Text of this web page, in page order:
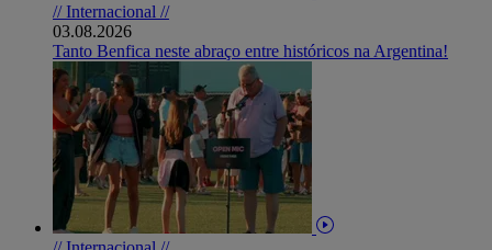
// Internacional //
03.08.2026
Tanto Benfica neste abraço entre históricos na Argentina!